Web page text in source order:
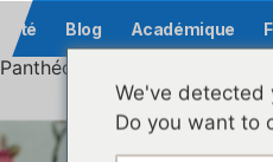
Blog Académique
mondial de l'IA
We've detected
Do you want to